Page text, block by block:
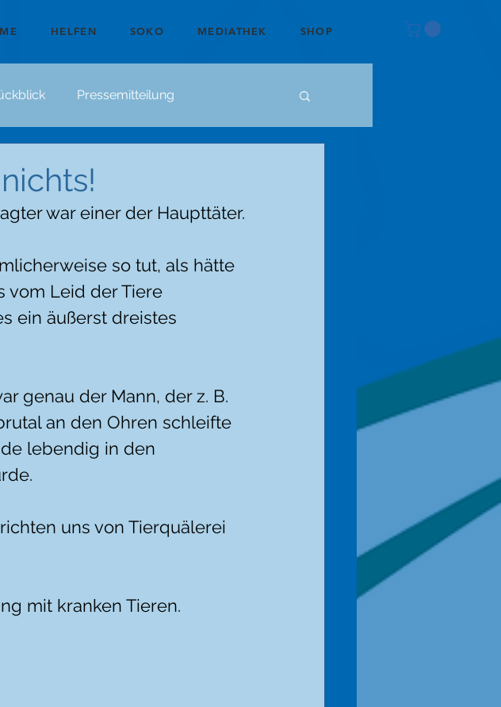
HELFEN SOKO MEDIATHEK SHOP
Pressemitteilung
war einer der Haupttäter.
so tut, als hätte
vom Leid der Tiere
ein äußerst dreistes
genau der Mann, der z. B.
an den Ohren schleifte
lebendig in den
uns von Tierquälerei
mit kranken Tieren.